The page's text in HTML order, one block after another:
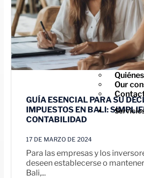
Our
GUÍA ESENCIAL PARA SU
IMPUESTOS EN BALI:
CONTABILIDAD
17 DE MARZO DE 2024
Para las empresas y los
deseen establecerse o
Bali,...